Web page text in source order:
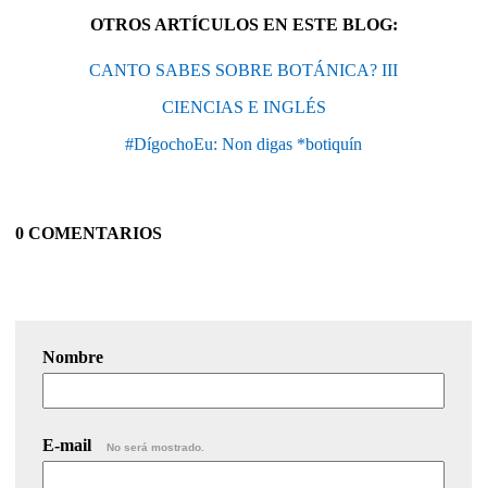
OTROS ARTÍCULOS EN ESTE BLOG:
CANTO SABES SOBRE BOTÁNICA? III
CIENCIAS E INGLÉS
#DígochoEu: Non digas *botiquín
0 COMENTARIOS
Nombre
E-mail No será mostrado.